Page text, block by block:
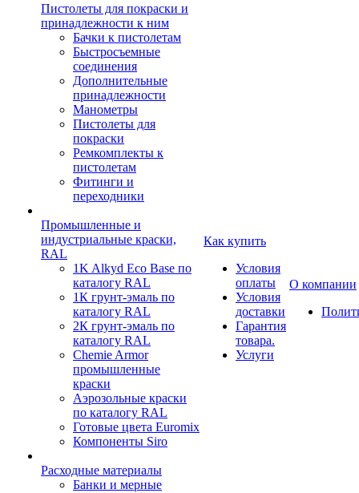
Пистолеты для покраски и
принадлежности к ним
Бачки к пистолетам
Быстросъемные
соединения
Дополнительные
принадлежности
Манометры
Пистолеты для
покраски
Ремкомплекты к
пистолетам
Фитинги и
переходники
Промышленные и
индустриальные краски,
RAL
1K Alkyd Eco Base по
каталогу RAL
1К грунт-эмаль по
каталогу RAL
2К грунт-эмаль по
каталогу RAL
Chemie Armor
промышленные
краски
Аэрозольные краски
по каталогу RAL
Готовые цвета Euromix
Компоненты Siro
Расходные материалы
Банки и мерные
Как купить
Условия
оплаты
Условия
доставки
Гарантия
товара.
Услуги
О компании